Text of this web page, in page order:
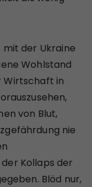
der Ukraine
Wohlstand
Wirtschaft in
von Blut,
nie
Kollaps der
Blöd nur,